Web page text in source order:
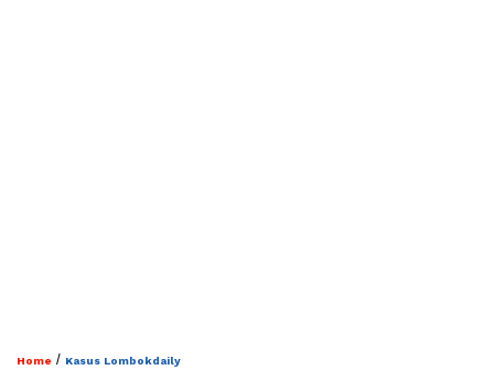
Home / Kasus Lombokdaily